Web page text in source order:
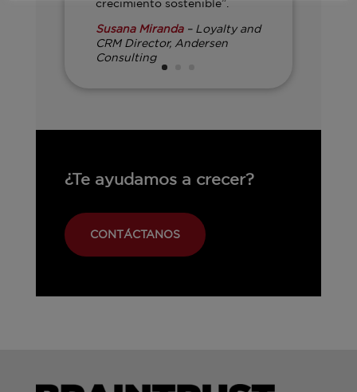
crecimiento sostenible”.
Susana Miranda – Loyalty and
CRM Director, Andersen
Consulting
¿Te ayudamos a crecer?
CONTÁCTANOS